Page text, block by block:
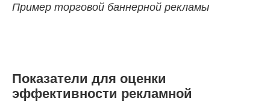
Пример торговой баннерной рекламы
Показатели для оценки
эффективности рекламной